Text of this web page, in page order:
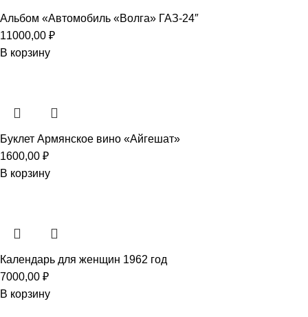
Альбом «Автомобиль «Волга» ГАЗ-24″
11000,00 ₽
В корзину
Буклет Армянское вино «Айгешат»
1600,00 ₽
В корзину
Календарь для женщин 1962 год
7000,00 ₽
В корзину